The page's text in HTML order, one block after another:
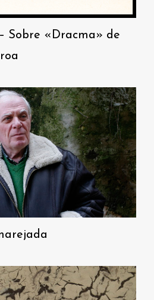
Sobre «Dracma» de